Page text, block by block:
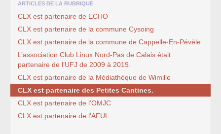
ARTICLES DE LA RUBRIQUE
CLX est partenaire de ECHO
CLX est partenaire de la commune Cysoing
CLX est partenaire de la commune de Cappelle-En-Pévèle
L’association Club Linux Nord-Pas de Calais était
partenaire de l’UFJ de 2009 à 2019.
CLX est partenaire de la Médiathèque de Wimille
CLX est partenaire des Petites Cantines.
CLX est partenaire de l’OMJC
CLX est partenaire de l’AFUL